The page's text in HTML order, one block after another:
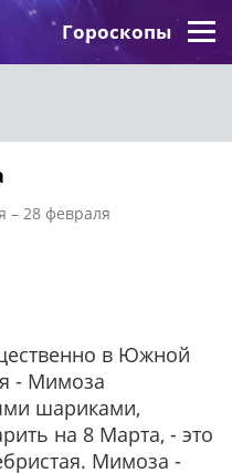
Гороскопы
– 28 февраля
в Южной
- Мимоза
шариками,
на 8 Марта, - это
Мимоза -